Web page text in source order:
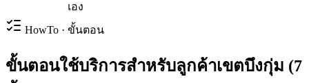
เอง
HowTo · ขั้นตอน
ขั้นตอนใช้บริการสำหรับลูกค้าเขตบึงกุ่ม (7